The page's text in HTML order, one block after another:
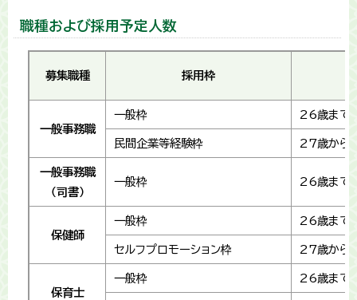
職種および採用予定人数
募集職種 採用枠
一般事務職
一般枠 26歳まで
民間企業等経験枠 27歳から
一般事務職
（司書）
一般枠 26歳まで
保健師
一般枠 26歳まで
セルフプロモーション枠 27歳から
保育士
一般枠 26歳まで